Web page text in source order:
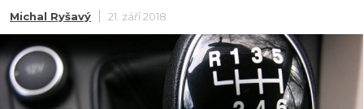
Michal Ryšavý 21. září 2018